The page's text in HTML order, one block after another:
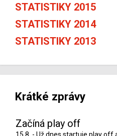
STATISTIKY 2015
STATISTIKY 2014
STATISTIKY 2013
Krátké zprávy
Začíná play off